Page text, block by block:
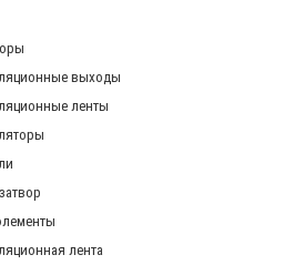
выходы
ленты
лента